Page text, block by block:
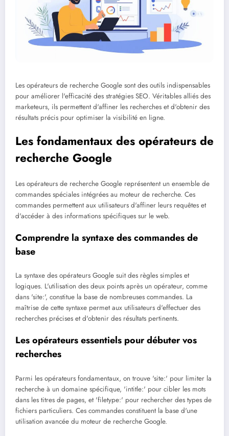
Les opérateurs de recherche Google sont des outils indispensables
pour améliorer l'efficacité des stratégies SEO. Véritables alliés des
marketeurs, ils permettent d'affiner les recherches et d'obtenir des
résultats précis pour optimiser la visibilité en ligne.
Les fondamentaux des opérateurs de
recherche Google
Les opérateurs de recherche Google représentent un ensemble de
commandes spéciales intégrées au moteur de recherche. Ces
commandes permettent aux utilisateurs d'affiner leurs requêtes et
d'accéder à des informations spécifiques sur le web.
Comprendre la syntaxe des commandes de
base
La syntaxe des opérateurs Google suit des règles simples et
logiques. L'utilisation des deux points après un opérateur, comme
dans 'site:', constitue la base de nombreuses commandes. La
maîtrise de cette syntaxe permet aux utilisateurs d'effectuer des
recherches précises et d'obtenir des résultats pertinents.
Les opérateurs essentiels pour débuter vos
recherches
Parmi les opérateurs fondamentaux, on trouve 'site:' pour limiter la
recherche à un domaine spécifique, 'intitle:' pour cibler les mots
dans les titres de pages, et 'filetype:' pour rechercher des types de
fichiers particuliers. Ces commandes constituent la base d'une
utilisation avancée du moteur de recherche Google.